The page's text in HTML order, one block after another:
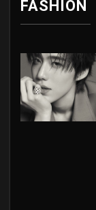
FASHION